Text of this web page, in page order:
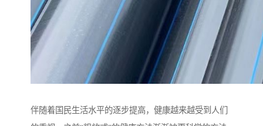
伴随着国民生活水平的逐步提高，健康越来越受到人们